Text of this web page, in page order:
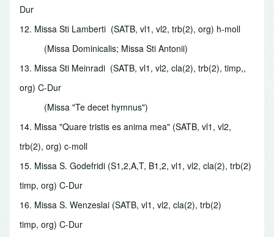
Dur
12. Missa Sti Lamberti (SATB, vl1, vl2, trb(2), org) h-moll
(Missa Dominicalis; Missa Sti Antonii)
13. Missa Sti Meinradi (SATB, vl1, vl2, cla(2), trb(2), timp,,
org) C-Dur
(Missa "Te decet hymnus")
14. Missa "Quare tristis es anima mea" (SATB, vl1, vl2,
trb(2), org) c-moll
15. Missa S. Godefridi (S1,2,A,T, B1,2, vl1, vl2, cla(2), trb(2)
timp, org) C-Dur
16. Missa S. Wenzeslai (SATB, vl1, vl2, cla(2), trb(2)
timp, org) C-Dur